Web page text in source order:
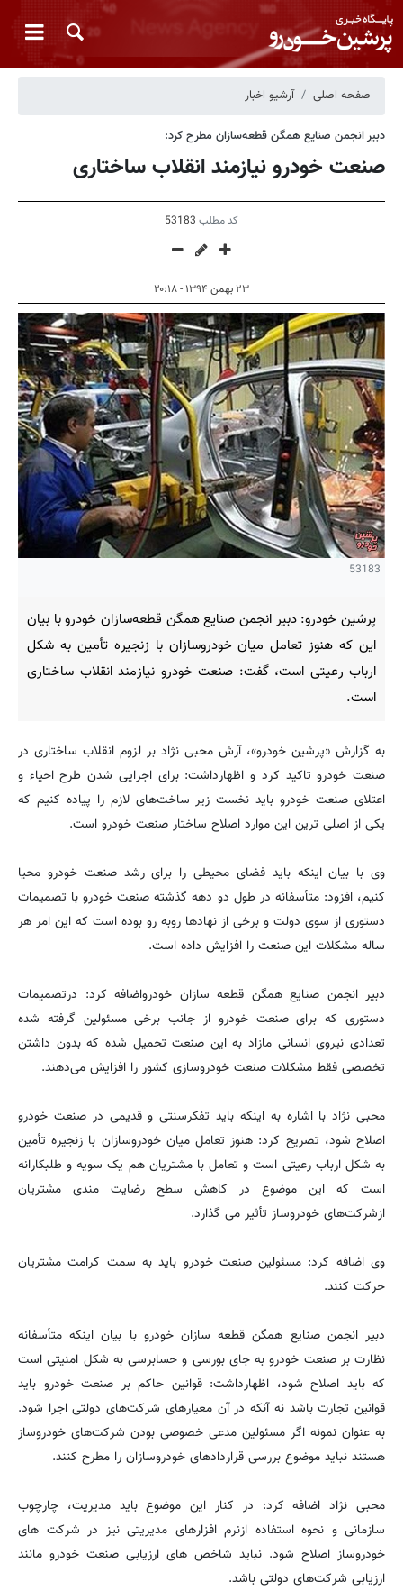
صفحه اصلی آرشیو اخبار
دبیر انجمن صنایع همگن قطعه‌سازان مطرح کرد:
صنعت خودرو نیازمند انقلاب ساختاری
کد مطلب 53183
۲۳ بهمن ۱۳۹۴ - ۲۰:۱۸
53183
پرشین خودرو: دبیر انجمن صنایع همگن قطعه‌سازان خودرو با بیان
این که هنوز تعامل میان خودروسازان با زنجیره تأمین به شکل
ارباب رعیتی است، گفت: صنعت خودرو نیازمند انقلاب ساختاری
است.
به گزارش «پرشین خودرو»، آرش محبی نژاد بر لزوم انقلاب ساختاری در
صنعت خودرو تاکید کرد و اظهارداشت: برای اجرایی شدن طرح احیاء و
اعتلای صنعت خودرو باید نخست زیر ساخت‌های لازم را پیاده کنیم که
یکی از اصلی ترین این موارد اصلاح ساختار صنعت خودرو است.
وی با بیان اینکه باید فضای محیطی را برای رشد صنعت خودرو محیا
کنیم، افزود: متأسفانه در طول دو دهه گذشته صنعت خودرو با تصمیمات
دستوری از سوی دولت و برخی از نهادها روبه رو بوده است که این امر هر
ساله مشکلات این صنعت را افزایش داده است.
دبیر انجمن صنایع همگن قطعه سازان خودرواضافه کرد: درتصمیمات
دستوری که برای صنعت خودرو از جانب برخی مسئولین گرفته شده
تعدادی نیروی انسانی مازاد به این صنعت تحمیل شده که بدون داشتن
تخصصی فقط مشکلات صنعت خودروسازی کشور را افزایش می‌دهند.
محبی نژاد با اشاره به اینکه باید تفکرسنتی و قدیمی در صنعت خودرو
اصلاح شود، تصریح کرد: هنوز تعامل میان خودروسازان با زنجیره تأمین
به شکل ارباب رعیتی است و تعامل با مشتریان هم یک سویه و طلبکارانه
است که این موضوع در کاهش سطح رضایت مندی مشتریان
ازشرکت‌های خودروساز تأثیر می گذارد.
وی اضافه کرد: مسئولین صنعت خودرو باید به سمت کرامت مشتریان
حرکت کنند.
دبیر انجمن صنایع همگن قطعه سازان خودرو با بیان اینکه متأسفانه
نظارت بر صنعت خودرو به جای بورسی و حسابرسی به شکل امنیتی است
که باید اصلاح شود، اظهارداشت: قوانین حاکم بر صنعت خودرو باید
قوانین تجارت باشد نه آنکه در آن معیارهای شرکت‌های دولتی اجرا شود.
به عنوان نمونه اگر مسئولین مدعی خصوصی بودن شرکت‌های خودروساز
هستند نباید موضوع بررسی قراردادهای خودروسازان را مطرح کنند.
محبی نژاد اضافه کرد: در کنار این موضوع باید مدیریت، چارچوب
سازمانی و نحوه استفاده ازنرم افزارهای مدیریتی نیز در شرکت های
خودروساز اصلاح شود. نباید شاخص های ارزیابی صنعت خودرو مانند
ارزیابی شرکت‌های دولتی باشد.